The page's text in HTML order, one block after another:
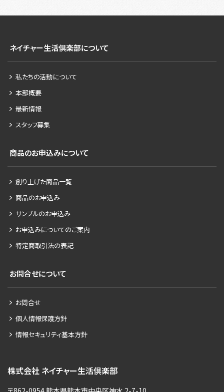
ネイチャー生活倶楽部について
私たちの活動について
本部概要
最新情報
スタッフ募集
商品のお申込みについて
創り上げた商品一覧
商品のお申込み
サンプルのお申込み
お申込みについてのご案内
特定商取引法の表記
お問合せについて
お問合せ
個人情報保護方針
情報セキュリティ基本方針
株式会社 ネイチャー生活倶楽部